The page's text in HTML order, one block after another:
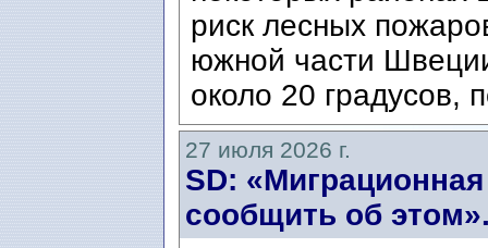
риск лесных
южной части
около 20 градусов,
27 июля 2026 г.
SD:
сообщить об